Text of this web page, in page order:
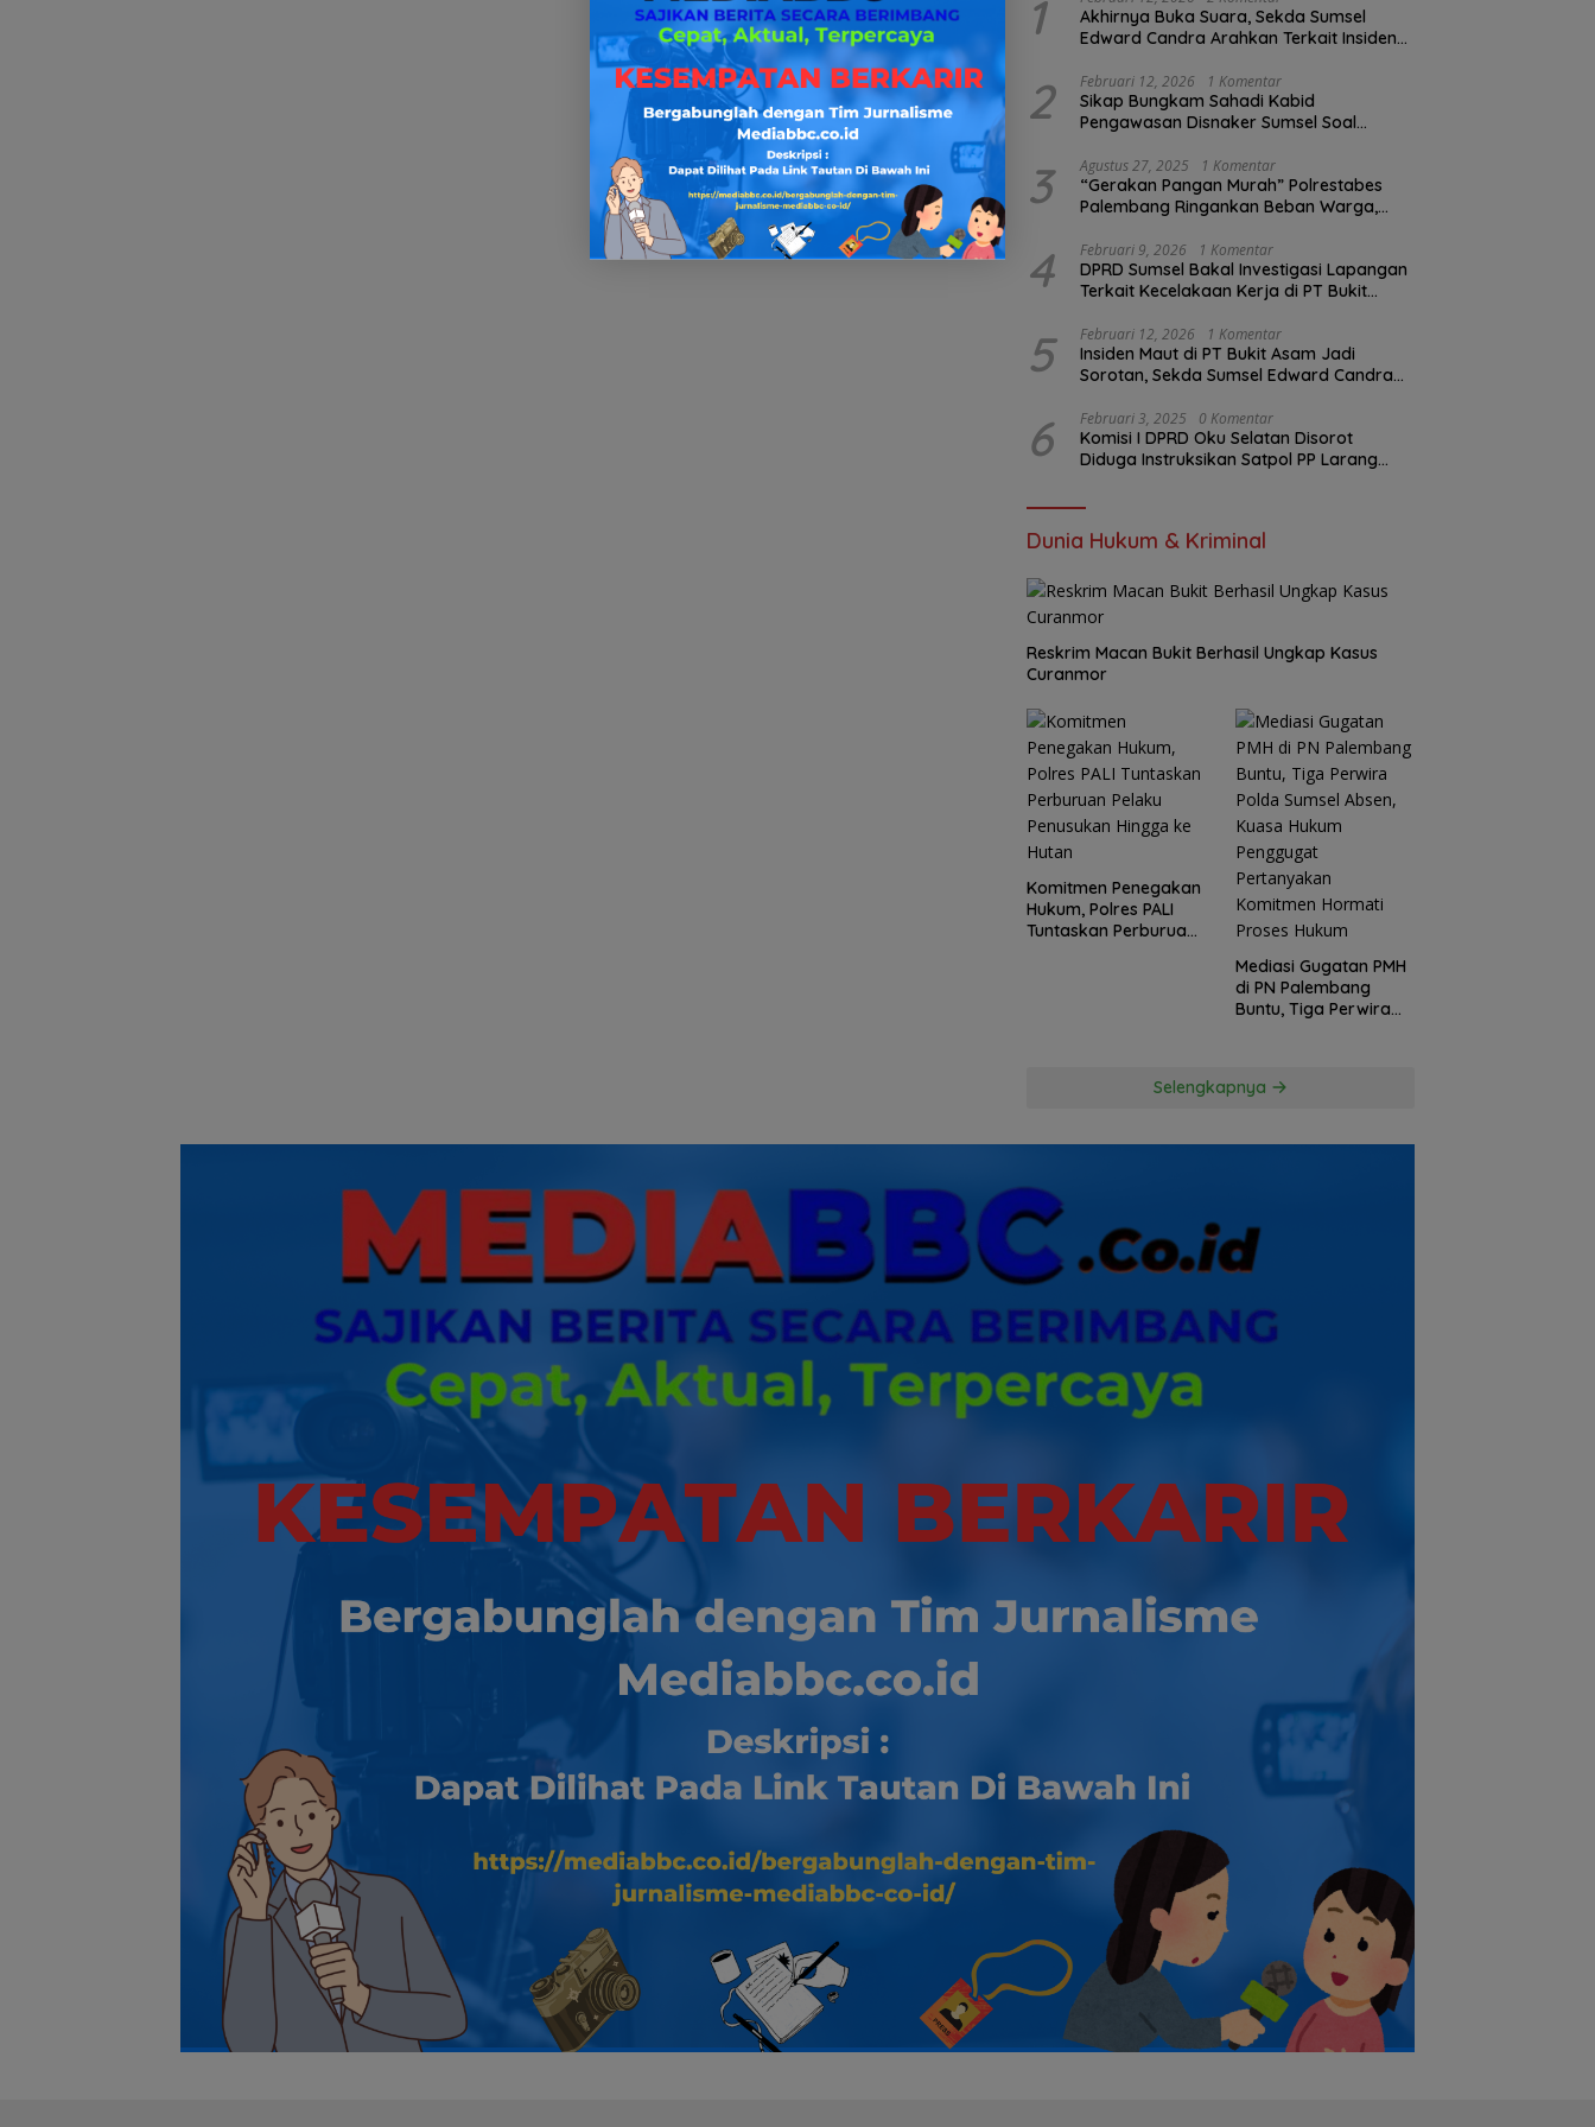
1
Akhirnya Buka Suara, Sekda Sumsel
Edward Candra Arahkan Terkait Insiden
2 Februari 12, 2026 1 Komentar
Sikap Bungkam Sahadi Kabid
Pengawasan Disnaker Sumsel Soal
Pengawasan K3?
3 Agustus 27, 2025 1 Komentar
“Gerakan Pangan Murah” Polrestabes
Palembang Ringankan Beban Warga,
4 Februari 9, 2026 1 Komentar
DPRD Sumsel Bakal Investigasi Lapangan
Terkait Kecelakaan Kerja di PT Bukit
5 Februari 12, 2026 1 Komentar
Insiden Maut di PT Bukit Asam Jadi
Sorotan, Sekda Sumsel Edward Candra
6 Februari 3, 2025 0 Komentar
Komisi I DPRD Oku Selatan Disorot
Diduga Instruksikan Satpol PP Larang
Dunia Hukum & Kriminal
Reskrim Macan Bukit Berhasil Ungkap Kasus
Curanmor
Komitmen Penegakan
Hukum, Polres PALI
Tuntaskan Perburuan
Mediasi Gugatan PMH
di PN Palembang
Buntu, Tiga Perwira
Pertanyakan
Selengkapnya